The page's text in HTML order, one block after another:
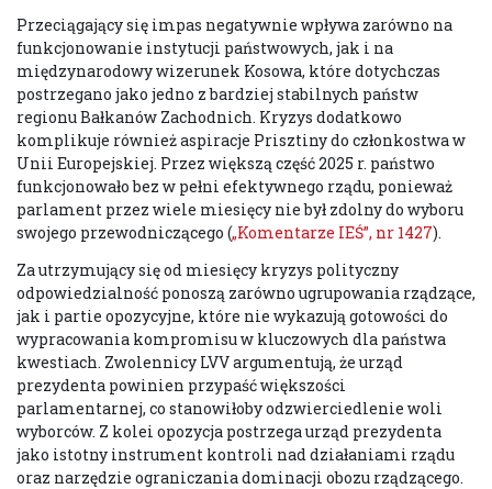
Przeciągający się impas negatywnie wpływa zarówno na
funkcjonowanie instytucji państwowych, jak i na
międzynarodowy wizerunek Kosowa, które dotychczas
postrzegano jako jedno z bardziej stabilnych państw
regionu Bałkanów Zachodnich. Kryzys dodatkowo
komplikuje również aspiracje Prisztiny do członkostwa w
Unii Europejskiej. Przez większą część 2025 r. państwo
funkcjonowało bez w pełni efektywnego rządu, ponieważ
parlament przez wiele miesięcy nie był zdolny do wyboru
swojego przewodniczącego („Komentarze IEŚ”, nr 1427).
Za utrzymujący się od miesięcy kryzys polityczny
odpowiedzialność ponoszą zarówno ugrupowania rządzące,
jak i partie opozycyjne, które nie wykazują gotowości do
wypracowania kompromisu w kluczowych dla państwa
kwestiach. Zwolennicy LVV argumentują, że urząd
prezydenta powinien przypaść większości
parlamentarnej, co stanowiłoby odzwierciedlenie woli
wyborców. Z kolei opozycja postrzega urząd prezydenta
jako istotny instrument kontroli nad działaniami rządu
oraz narzędzie ograniczania dominacji obozu rządzącego.